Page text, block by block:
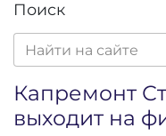
Поиск
Капремонт
выходит на